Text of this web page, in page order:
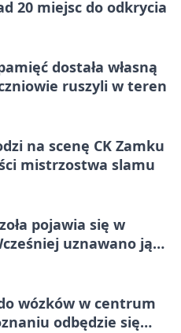
20 miejsc do odkrycia
dostała własną
ruszyli w teren
na scenę CK Zamku
mistrzostwa slamu
pojawia się w
uznawano ją
wózków w centrum
odbędzie się